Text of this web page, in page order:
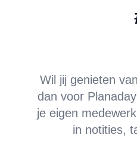
Wil jij genieten
dan voor
je eigen
in notities,